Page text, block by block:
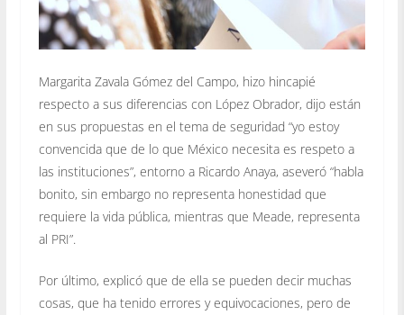
Margarita Zavala Gómez del Campo, hizo hincapié
respecto a sus diferencias con López Obrador, dijo están
en sus propuestas en el tema de seguridad “yo estoy
convencida que de lo que México necesita es respeto a
las instituciones”, entorno a Ricardo Anaya, aseveró “habla
bonito, sin embargo no representa honestidad que
requiere la vida pública, mientras que Meade, representa
al PRI”.
Por último, explicó que de ella se pueden decir muchas
cosas, que ha tenido errores y equivocaciones, pero de